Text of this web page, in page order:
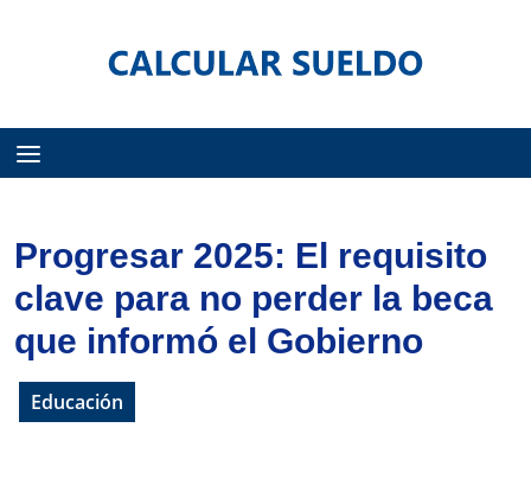
Progresar 2025: El requisito
clave para no perder la beca
que informó el Gobierno
Educación